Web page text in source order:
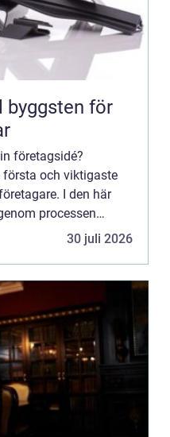
företagsidé?
första och viktigaste
I den här
processen
30 juli 2026